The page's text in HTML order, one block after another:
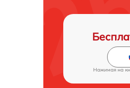
Нажимая на